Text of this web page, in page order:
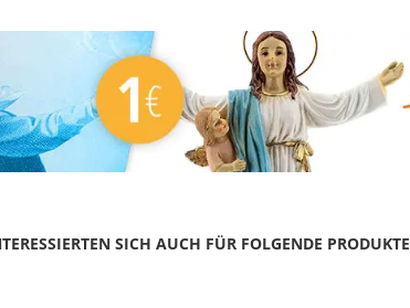
SICH AUCH FÜR FOLGENDE PRODUKTE